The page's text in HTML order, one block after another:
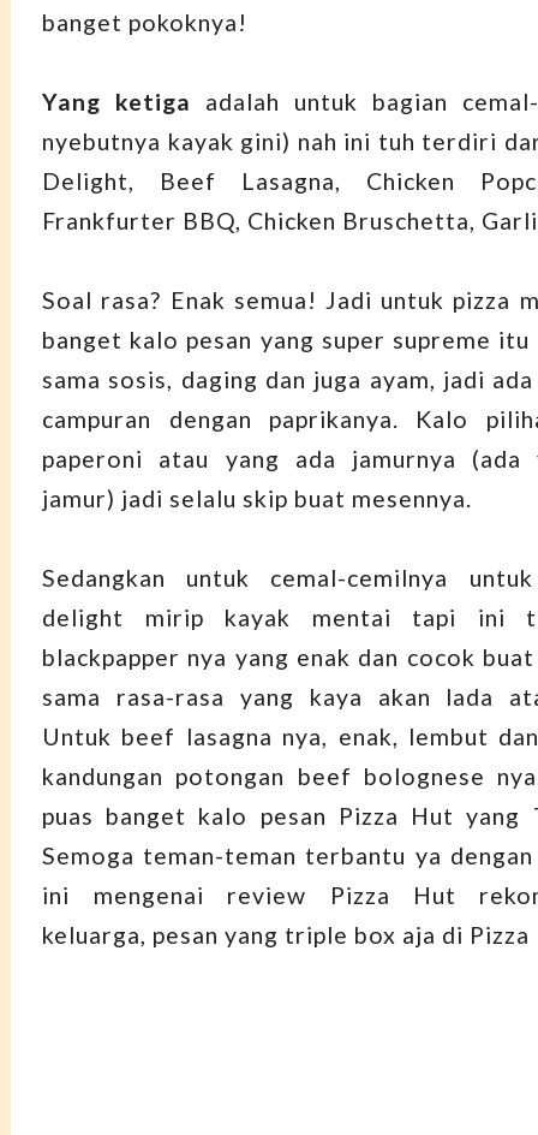
banget pokoknya!
Yang ketiga adalah untuk bagian
nyebutnya kayak gini) nah ini tuh terdiri
Delight, Beef Lasagna, Chicken
Frankfurter BBQ, Chicken Bruschetta,
Soal rasa? Enak semua! Jadi untuk pizza
banget kalo pesan yang super supreme itu
sama sosis, daging dan juga ayam, jadi
campuran dengan paprikanya. Kalo
paperoni atau yang ada jamurnya (ada
jamur) jadi selalu skip buat mesennya.
Sedangkan untuk cemal-cemilnya
delight mirip kayak mentai tapi ini
blackpapper nya yang enak dan cocok
sama rasa-rasa yang kaya akan lada
Untuk beef lasagna nya, enak, lembut
kandungan potongan beef bolognese
puas banget kalo pesan Pizza Hut yang
Semoga teman-teman terbantu ya
ini mengenai review Pizza Hut
keluarga, pesan yang triple box aja di